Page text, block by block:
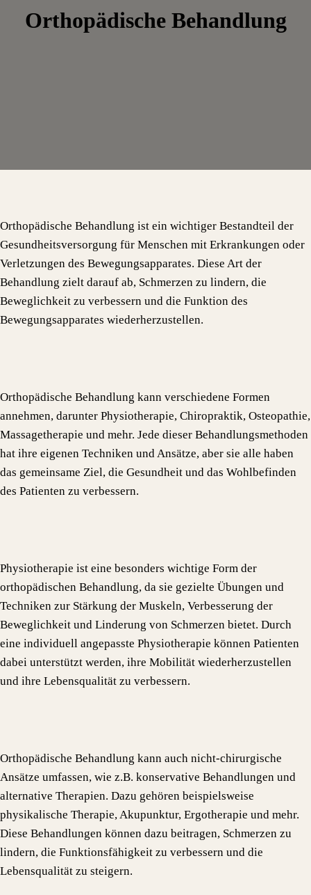
Orthopädische Behandlung
Orthopädische Behandlung ist ein wichtiger Bestandteil der
Gesundheitsversorgung für Menschen mit Erkrankungen oder
Verletzungen des Bewegungsapparates. Diese Art der
Behandlung zielt darauf ab, Schmerzen zu lindern, die
Beweglichkeit zu verbessern und die Funktion des
Bewegungsapparates wiederherzustellen.
Orthopädische Behandlung kann verschiedene Formen
annehmen, darunter Physiotherapie, Chiropraktik, Osteopathie,
Massagetherapie und mehr. Jede dieser Behandlungsmethoden
hat ihre eigenen Techniken und Ansätze, aber sie alle haben
das gemeinsame Ziel, die Gesundheit und das Wohlbefinden
des Patienten zu verbessern.
Physiotherapie ist eine besonders wichtige Form der
orthopädischen Behandlung, da sie gezielte Übungen und
Techniken zur Stärkung der Muskeln, Verbesserung der
Beweglichkeit und Linderung von Schmerzen bietet. Durch
eine individuell angepasste Physiotherapie können Patienten
dabei unterstützt werden, ihre Mobilität wiederherzustellen
und ihre Lebensqualität zu verbessern.
Orthopädische Behandlung kann auch nicht-chirurgische
Ansätze umfassen, wie z.B. konservative Behandlungen und
alternative Therapien. Dazu gehören beispielsweise
physikalische Therapie, Akupunktur, Ergotherapie und mehr.
Diese Behandlungen können dazu beitragen, Schmerzen zu
lindern, die Funktionsfähigkeit zu verbessern und die
Lebensqualität zu steigern.